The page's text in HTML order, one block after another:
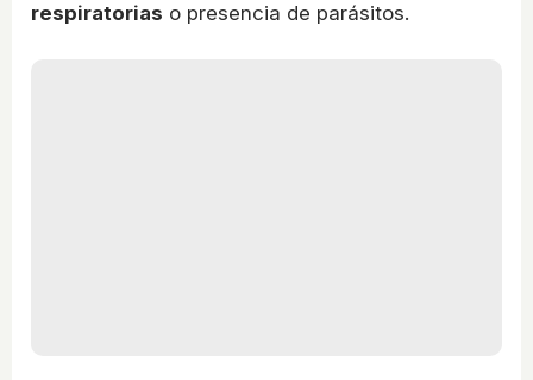
respiratorias o presencia de parásitos.